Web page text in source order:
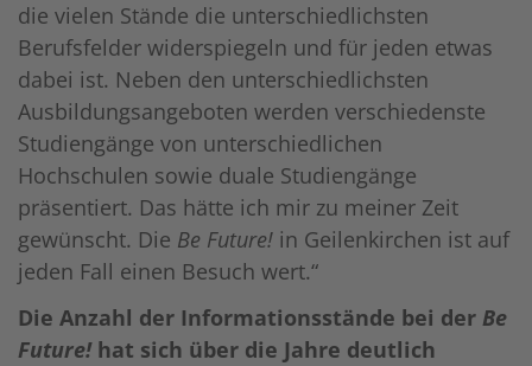
die vielen Stände die unterschiedlichsten
Berufsfelder widerspiegeln und für jeden etwas
dabei ist. Neben den unterschiedlichsten
Ausbildungsangeboten werden verschiedenste
Studiengänge von unterschiedlichen
Hochschulen sowie duale Studiengänge
präsentiert. Das hätte ich mir zu meiner Zeit
gewünscht. Die Be Future! in Geilenkirchen ist auf
jeden Fall einen Besuch wert.“
Die Anzahl der Informationsstände bei der Be
Future!hat sich über die Jahre deutlich